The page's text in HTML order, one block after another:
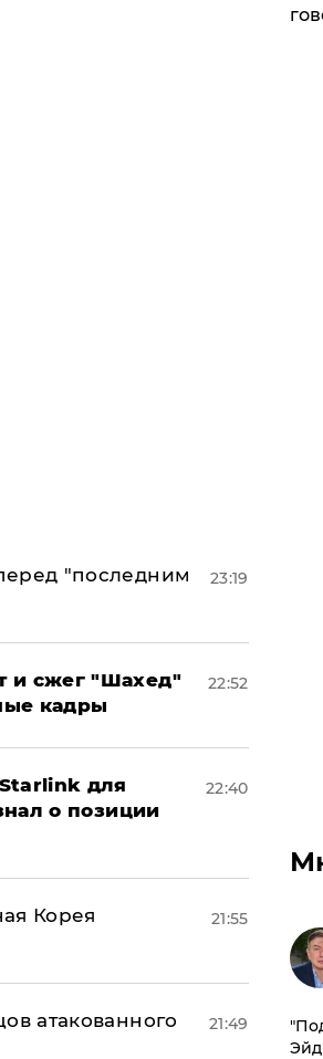
"последним
23:19
и сжег "Шахед"
кадры
22:52
для
о позиции
22:40
Корея
21:55
атакованного
21:49